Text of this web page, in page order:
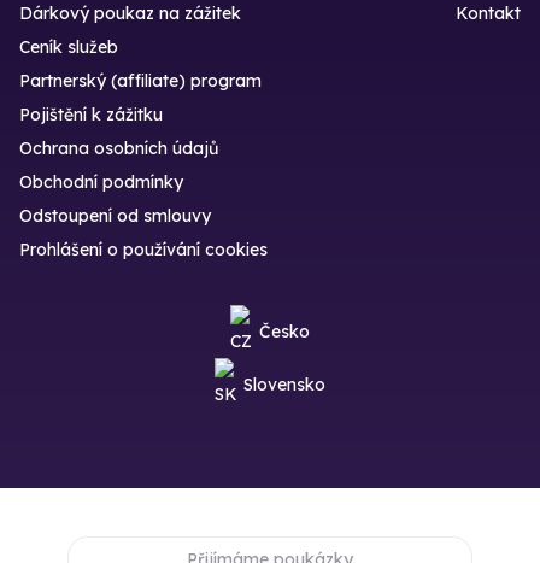
Dárkový poukaz na zážitek
Kontakt
Ceník služeb
Partnerský (affiliate) program
Pojištění k zážitku
Ochrana osobních údajů
Obchodní podmínky
Odstoupení od smlouvy
Prohlášení o používání cookies
Česko
Slovensko